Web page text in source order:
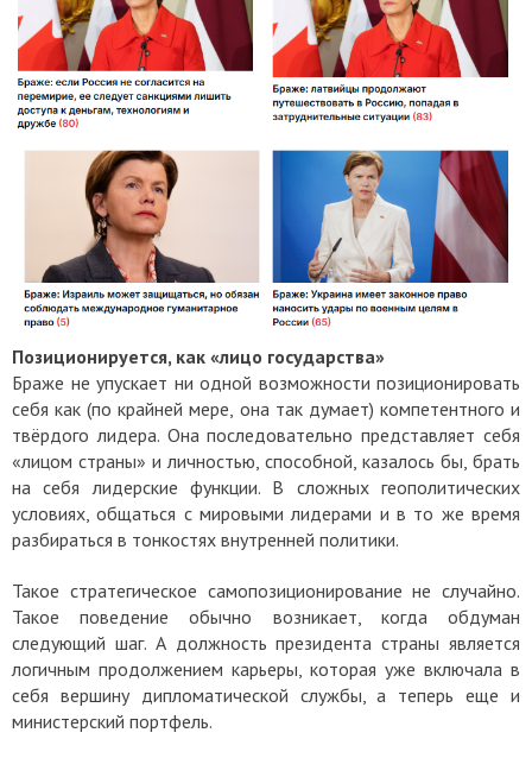
Позиционируется, как «лицо государства»
Браже не упускает ни одной возможности позиционировать
себя как (по крайней мере, она так думает) компетентного и
твёрдого лидера. Она последовательно представляет себя
«лицом страны» и личностью, способной, казалось бы, брать
на себя лидерские функции. В сложных геополитических
условиях, общаться с мировыми лидерами и в то же время
разбираться в тонкостях внутренней политики.
Такое стратегическое самопозиционирование не случайно.
Такое поведение обычно возникает, когда обдуман
следующий шаг. А должность президента страны является
логичным продолжением карьеры, которая уже включала в
себя вершину дипломатической службы, а теперь еще и
министерский портфель.